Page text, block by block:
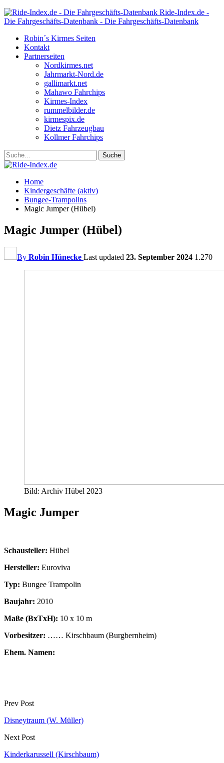
Ride-Index.de -
Die Fahrgeschäfts-Datenbank - Die Fahrgeschäfts-Datenbank
Robin´s Kirmes Seiten
Kontakt
Partnerseiten
Nordkirmes.net
Jahrmarkt-Nord.de
gallimarkt.net
Mahawo Fahrchips
Kirmes-Index
rummelbilder.de
kirmespix.de
Dietz Fahrzeugbau
Kollmer Fahrchips
Home
Kindergeschäfte (aktiv)
Bungee-Trampolins
Magic Jumper (Hübel)
Magic Jumper (Hübel)
By Robin Hünecke Last updated 23. September 2024 1.270
Bild: Archiv Hübel 2023
Magic Jumper
Schausteller: Hübel
Hersteller: Euroviva
Typ: Bungee Trampolin
Baujahr: 2010
Maße (BxTxH): 10 x 10 m
Vorbesitzer: …… Kirschbaum (Burgbernheim)
Ehem. Namen:
Prev Post
Disneytraum (W. Müller)
Next Post
Kinderkarussell (Kirschbaum)